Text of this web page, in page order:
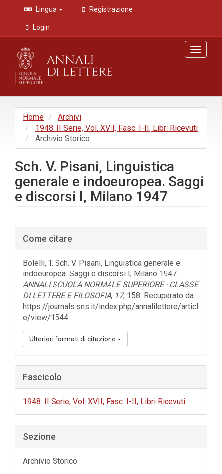
Navigazione
principale
Contenuto
principale
Barra
laterale
Lingua Registrazione
Login
Toggle
Home
Archivi
1948: II Serie, Vol. XVII, Fasc. I-II, Libri Ricevuti
Archivio Storico
Sch. V. Pisani, Linguistica
generale e indoeuropea. Saggi
e discorsi I, Milano 1947
Barra
laterale
dell'articolo
Come citare
Bolelli, T. Sch. V. Pisani, Linguistica generale e
indoeuropea. Saggi e discorsi I, Milano 1947.
ANNALI SCUOLA NORMALE SUPERIORE - CLASSE
DI LETTERE E FILOSOFIA, 17, 158. Recuperato da
https://journals.sns.it/index.php/annalilettere/articl
e/view/1544
Ulteriori formati di citazione
Fascicolo
1948: II Serie, Vol. XVII, Fasc. I-II, Libri Ricevuti
Sezione
Archivio Storico